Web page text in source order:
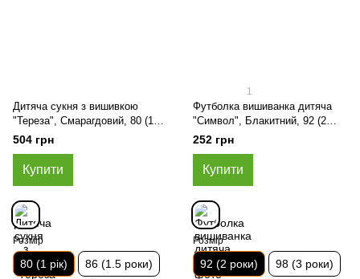
Дитяча сукня з вишивкою
"Тереза", Смарагдовий, 80 (1
рік)
504 грн
Купити
Розмір
80 (1 рік) 86 (1.5 роки)
1
Футболка вишиванка дитяча
"Символ", Блакитний, 92 (2
роки)
252 грн
Купити
Розмір
92 (2 роки) 98 (3 роки)